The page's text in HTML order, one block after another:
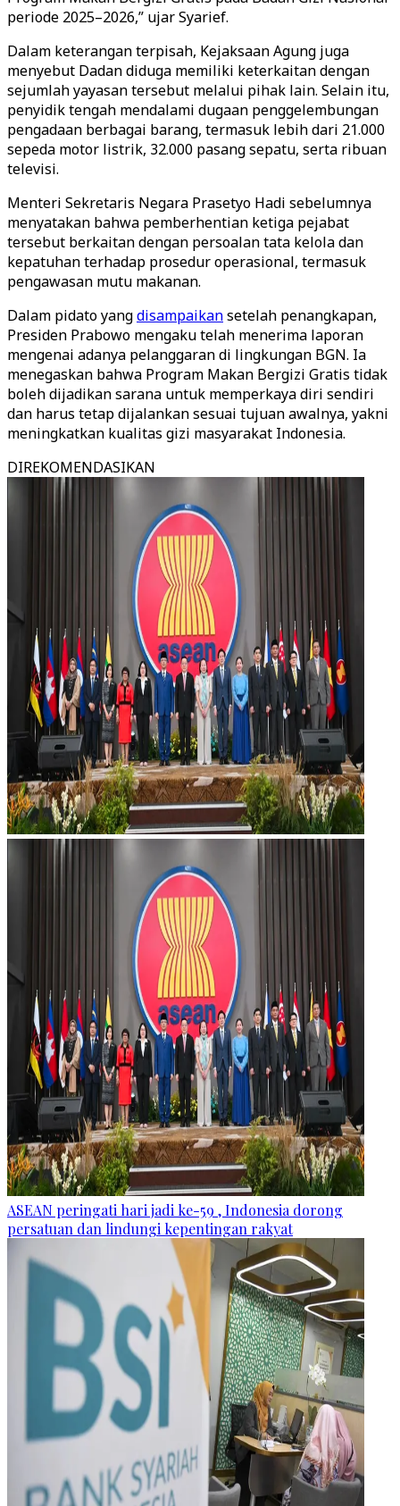
periode 2025–2026,” ujar Syarief.
Dalam keterangan terpisah, Kejaksaan Agung juga
menyebut Dadan diduga memiliki keterkaitan dengan
sejumlah yayasan tersebut melalui pihak lain. Selain itu,
penyidik tengah mendalami dugaan penggelembungan
pengadaan berbagai barang, termasuk lebih dari 21.000
sepeda motor listrik, 32.000 pasang sepatu, serta ribuan
televisi.
Menteri Sekretaris Negara Prasetyo Hadi sebelumnya
menyatakan bahwa pemberhentian ketiga pejabat
tersebut berkaitan dengan persoalan tata kelola dan
kepatuhan terhadap prosedur operasional, termasuk
pengawasan mutu makanan.
Dalam pidato yangdisampaikansetelah penangkapan,
Presiden Prabowo mengaku telah menerima laporan
mengenai adanya pelanggaran di lingkungan BGN. Ia
menegaskan bahwa Program Makan Bergizi Gratis tidak
boleh dijadikan sarana untuk memperkaya diri sendiri
dan harus tetap dijalankan sesuai tujuan awalnya, yakni
meningkatkan kualitas gizi masyarakat Indonesia.
DIREKOMENDASIKAN
ASEAN peringati hari jadi ke-59 , Indonesia dorong
persatuan dan lindungi kepentingan rakyat